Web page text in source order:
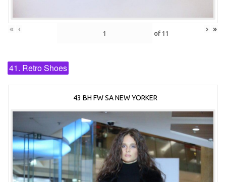
« ‹ of 11 › »
41. Retro Shoes
43 BH FW SA NEW YORKER